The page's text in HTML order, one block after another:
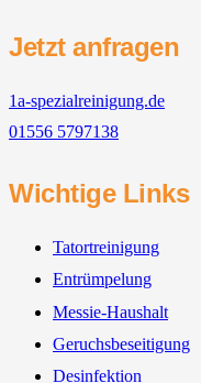
Jetzt anfragen
1a-spezialreinigung.de
01556 5797138
Wichtige Links
Tatortreinigung
Entrümpelung
Messie-Haushalt
Geruchsbeseitigung
Desinfektion